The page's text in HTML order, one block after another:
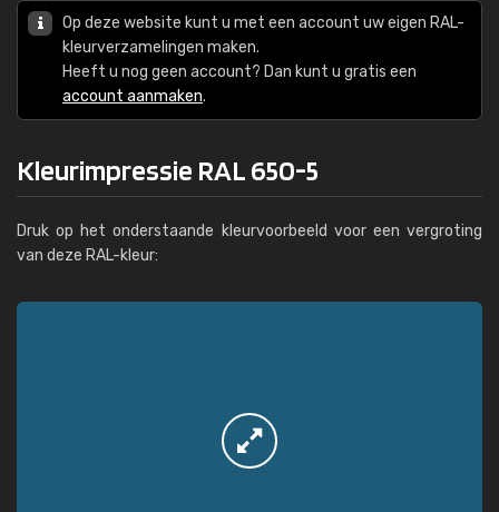
Op deze website kunt u met een account uw eigen RAL-
kleurverzamelingen maken.
Heeft u nog geen account? Dan kunt u gratis een
account aanmaken.
Kleurimpressie RAL 650-5
Druk op het onderstaande kleurvoorbeeld voor een vergroting
van deze RAL-kleur: